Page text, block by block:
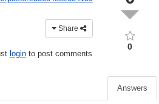
0
loginto post comments
Answers